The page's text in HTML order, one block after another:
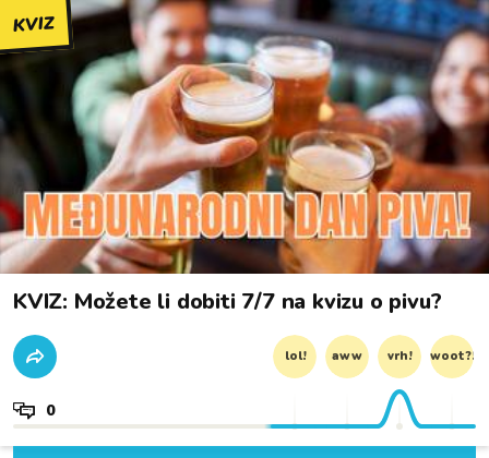
KVIZ
KVIZ: Možete li dobiti 7/7 na kvizu o pivu?
lol! aww vrh! woot?!
0